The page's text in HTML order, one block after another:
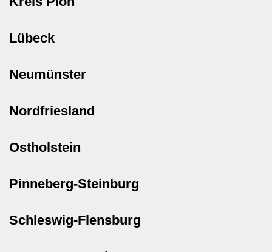
Lübeck
Neumünster
Nordfriesland
Ostholstein
Pinneberg-Steinburg
Schleswig-Flensburg